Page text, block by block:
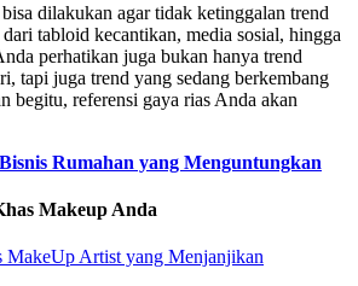
dilakukan agar tidak ketinggalan trend
tabloid kecantikan, media sosial, hingga
perhatikan juga bukan hanya trend
tapi juga trend yang sedang berkembang
begitu, referensi gaya rias Anda akan
Rumahan yang Menguntungkan
Makeup Anda